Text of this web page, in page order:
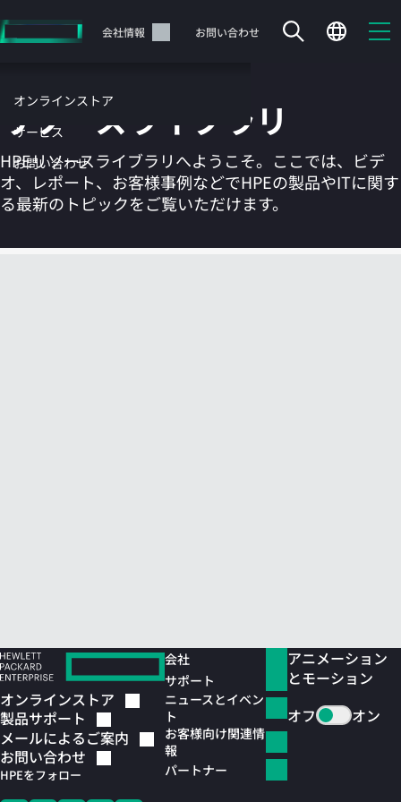
イ
テ
ツ
に
ス
ッ
会社情報 お問い合わせ
オンラインストア
サービス
お問い合わせ
カートは空です
リソースライブラリ
HPEリソースライブラリへようこそ。ここでは、ビデ
オ、レポート、お客様事例などでHPEの製品やITに関す
る最新のトピックをご覧いただけます。
オンラインストア
製品サポート
メールによるご案内
お問い合わせ
HPEをフォロー
会社
サポート
ニュースとイベン
ト
お客様向け関連情
報
パートナー
アニメーション
とモーション
オフ
オン